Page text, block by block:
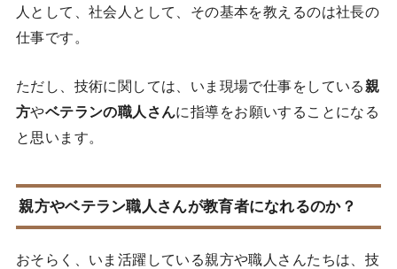
人として、社会人として、その基本を教えるのは社長の
仕事です。
ただし、技術に関しては、いま現場で仕事をしている親
方やベテランの職人さんに指導をお願いすることになる
と思います。
親方やベテラン職人さんが教育者になれるのか？
おそらく、いま活躍している親方や職人さんたちは、技